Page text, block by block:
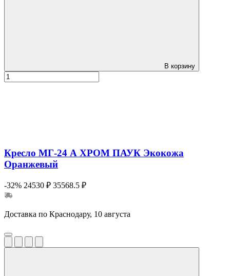
В корзину
Кресло МГ-24 А ХРОМ ПАУК Экокожа
Оранжевый
-32% 24530 ₽ 35568.5 ₽
Доставка по Краснодару, 10 августа